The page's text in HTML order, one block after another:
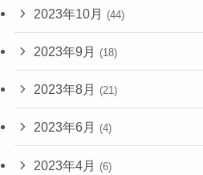
2023年10月 (44)
2023年9月 (18)
2023年8月 (21)
2023年6月 (4)
2023年4月 (6)